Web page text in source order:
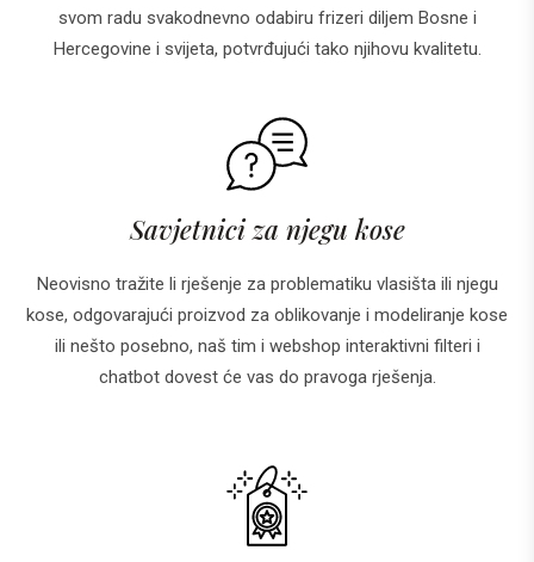
svom radu svakodnevno odabiru frizeri diljem Bosne i
Hercegovine i svijeta, potvrđujući tako njihovu kvalitetu.
Savjetnici za njegu kose
Neovisno tražite li rješenje za problematiku vlasišta ili njegu
kose, odgovarajući proizvod za oblikovanje i modeliranje kose
ili nešto posebno, naš tim i webshop interaktivni filteri i
chatbot dovest će vas do pravoga rješenja.